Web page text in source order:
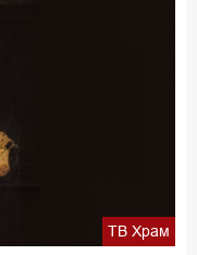
ТВ Храм